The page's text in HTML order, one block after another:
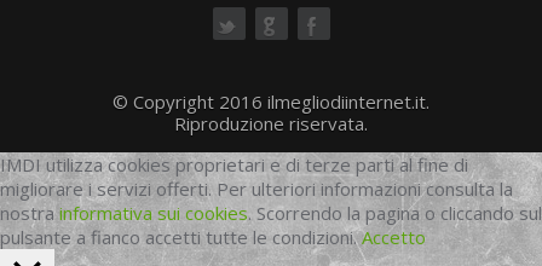
© Copyright 2016 ilmegliodiinternet.it.
Riproduzione riservata.
IMDI utilizza cookies proprietari e di terze parti al fine di
migliorare i servizi offerti. Per ulteriori informazioni consulta la
nostrainformativa sui cookies. Scorrendo la pagina o cliccando sul
pulsante a fianco accetti tutte le condizioni.Accetto